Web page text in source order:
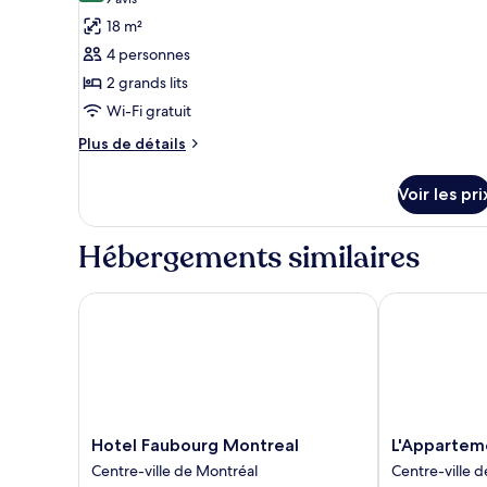
pour
ce
type
de
chambre :
Chambre
2
grands
lits
(half-
18 m²
4 personnes
2 grands lits
Wi-Fi gratuit
Plus de détails
Plus
le
type
de
Chambre
basement)
Voir les
Hébergements similaires
Hotel
Faubourg
Montreal
Hotel Faubourg Montreal
Centre-ville de Montréal
Hotel Faubourg Montreal
Hotel
Centre-
Centre-ville